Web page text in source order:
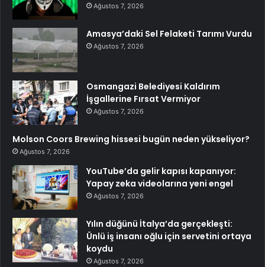
Ağustos 7, 2026
Amasya’daki Sel Felaketi Tarımı Vurdu
Ağustos 7, 2026
Osmangazi Belediyesi Kaldırım
İşgallerine Fırsat Vermiyor
Ağustos 7, 2026
Molson Coors Brewing hissesi bugün neden yükseliyor?
Ağustos 7, 2026
YouTube’da gelir kapısı kapanıyor:
Yapay zeka videolarına yeni engel
Ağustos 7, 2026
Yılın düğünü İtalya’da gerçekleşti:
Ünlü iş insanı oğlu için servetini ortaya
koydu
Ağustos 7, 2026